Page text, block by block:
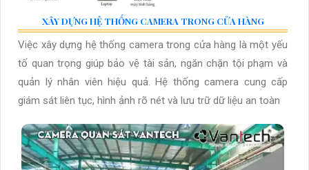
XÂY DỰNG HỆ THỐNG CAMERA TRONG CỬA HÀNG
Việc xây dựng hệ thống camera trong cửa hàng là một yếu
tố quan trọng giúp bảo vệ tài sản, ngăn chặn tội phạm và
quản lý nhân viên hiệu quả. Hệ thống camera cung cấp
giám sát liên tục, hình ảnh rõ nét và lưu trữ dữ liệu an toàn